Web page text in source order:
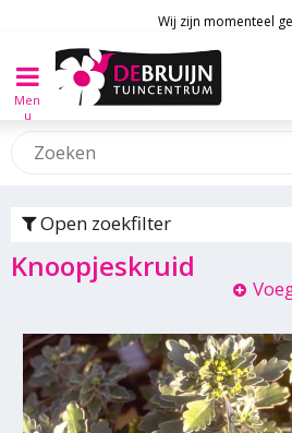
Men
u
Wij zijn momenteel
Open zoekfilter
Knoopjeskruid